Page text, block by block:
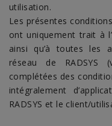
utilisation.
Les présentes
ont uniquement trait à
ainsi qu’à toutes les
réseau de RADSYS
complétées des
intégralement
RADSYS et le client/